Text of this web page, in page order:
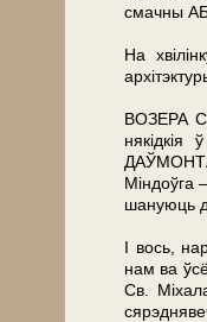
смачны
На
ВОЗЕРА
някідкія
Міндоўга
шануюць
І вось,
нам ва
Св.